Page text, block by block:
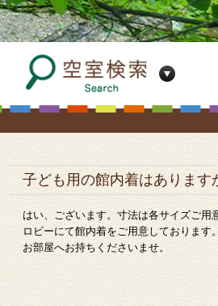
子ども用の館内着はあります
はい、ございます。寸法は各サイズご用
ロビーにて館内着をご用意しております
お部屋へお持ちくださいませ。